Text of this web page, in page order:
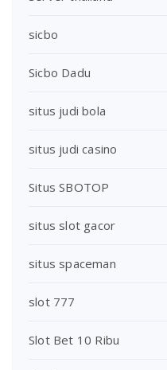
sicbo
Sicbo Dadu
situs judi bola
situs judi casino
Situs SBOTOP
situs slot gacor
situs spaceman
slot 777
Slot Bet 10 Ribu